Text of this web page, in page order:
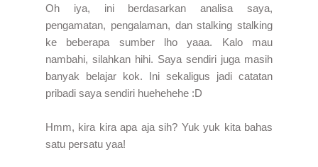
Oh iya, ini berdasarkan analisa saya,
pengamatan, pengalaman, dan stalking stalking
ke beberapa sumber lho yaaa. Kalo mau
nambahi, silahkan hihi. Saya sendiri juga masih
banyak belajar kok. Ini sekaligus jadi catatan
pribadi saya sendiri huehehehe :D
Hmm, kira kira apa aja sih? Yuk yuk kita bahas
satu persatu yaa!